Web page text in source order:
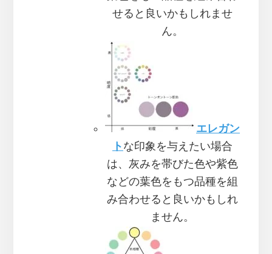
せると良いかもしれませ
ん。
エレガン
ト な印象を与えたい場合
は、灰みを帯びた色や紫色
などの葉色をもつ品種を組
み合わせると良いかもしれ
ません。